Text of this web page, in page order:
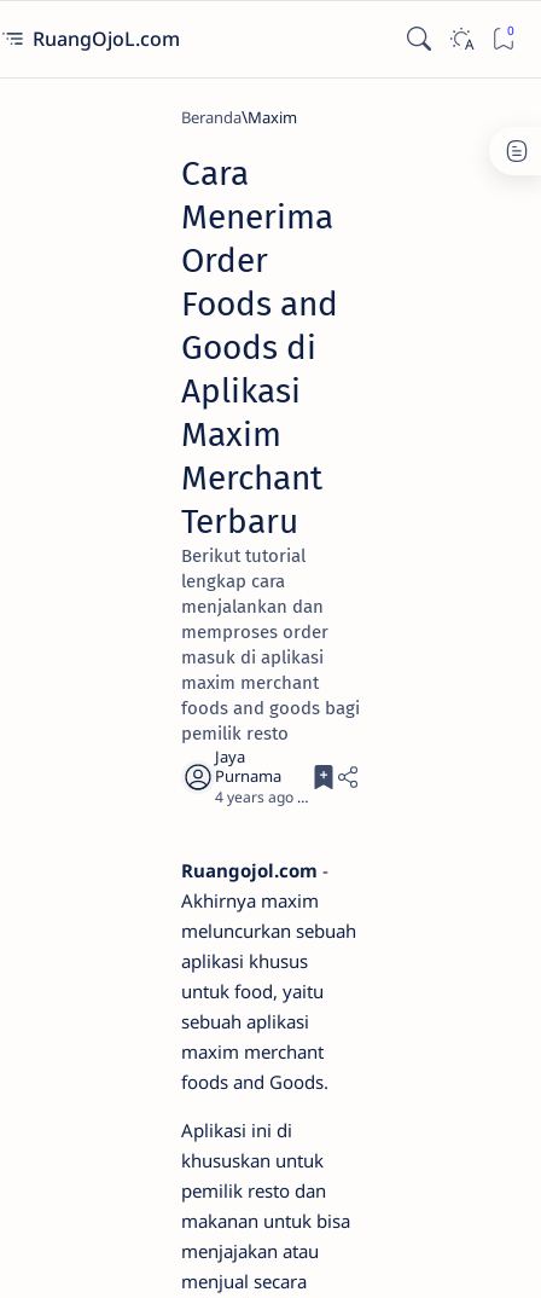
RuangOjoL.com
Beranda Maxim
Cara
Menerima
Order
Foods and
Goods di
Aplikasi
Maxim
Merchant
Terbaru
Berikut tutorial
lengkap cara
menjalankan dan
memproses order
masuk di aplikasi
maxim merchant
foods and goods bagi
pemilik resto
4 years ago 1
Ruangojol.com -
Akhirnya maxim
meluncurkan sebuah
aplikasi khusus
untuk food, yaitu
sebuah aplikasi
maxim merchant
foods and Goods.
Aplikasi ini di
khususkan untuk
pemilik resto dan
makanan untuk bisa
menjajakan atau
menjual secara